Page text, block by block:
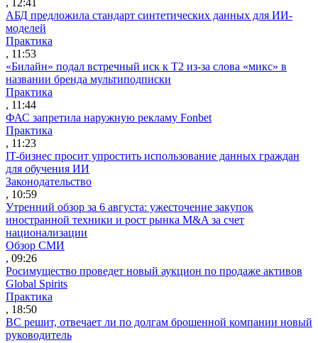
АБД предложила стандарт синтетических данных для ИИ-
моделей
Практика
, 11:53
«Билайн» подал встречный иск к Т2 из-за слова «микс» в
названии бренда мультиподписки
Практика
, 11:44
ФАС запретила наружную рекламу Fonbet
Практика
, 11:23
IT-бизнес просит упростить использование данных граждан
для обучения ИИ
Законодательство
, 10:59
Утренний обзор за 6 августа: ужесточение закупок
иностранной техники и рост рынка M&A за счет
национализации
Обзор СМИ
, 09:26
Росимущество проведет новый аукцион по продаже активов
Global Spirits
Практика
, 18:50
ВС решит, отвечает ли по долгам брошенной компании новый
руководитель